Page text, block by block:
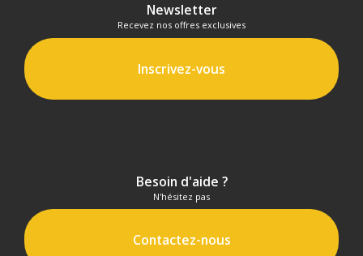
Newsletter
Recevez nos offres exclusives
Inscrivez-vous
Besoin d'aide ?
N'hésitez pas
Contactez-nous